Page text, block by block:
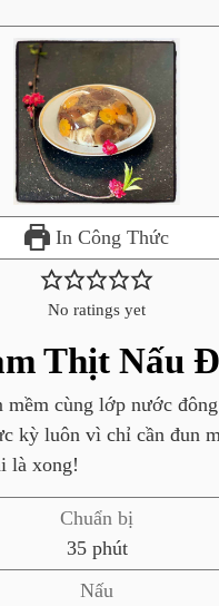
In Công Thức
No ratings yet
Thịt Nấu
cùng lớp nước
kỳ luôn vì chỉ cần đun
là xong!
Chuẩn bị
35p
h
phút
Nấu